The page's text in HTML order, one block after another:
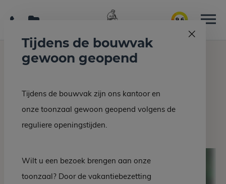
9.6
Home Grafmonumenten Grafsteen EZ 28-10
Grafsteen EZ 28-10
Tijdens de bouwvak
gewoon geopend
Tijdens de bouwvak zijn ons kantoor en
onze toonzaal gewoon geopend volgens de
reguliere openingstijden.
Wilt u een bezoek brengen aan onze
toonzaal? Door de vakantiebezetting